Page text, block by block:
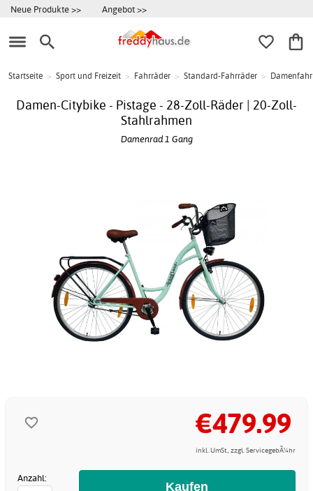
Neue Produkte >> Angebot >>
Startseite > Sport und Freizeit > Fahrräder > Standard-Fahrräder >
Damen-Citybike - Pistage - 28-Zoll-Räder | 20-Zoll-
Stahlrahmen
Damenrad 1 Gang
€479.99
inkl. UmSt., zzgl. ServicegebÃ¼hr
Anzahl: